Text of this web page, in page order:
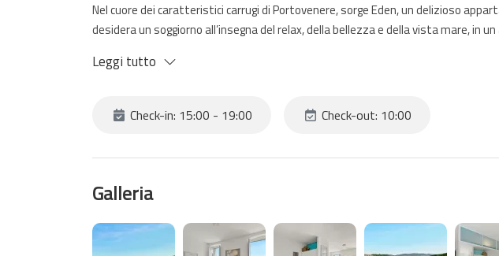
Nel cuore dei caratteristici carrugi di Portovenere, sorge Eden, un delizioso
desidera un soggiorno all’insegna del relax, della bellezza e della vista mare, in
panorama mozzafiato
Leggi tutto
Check-in: 15:00 - 19:00 Check-out: 10:00
Galleria